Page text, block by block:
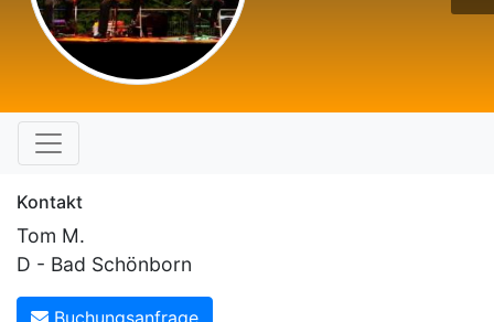
Kontakt
Tom M.
D - Bad Schönborn
Buchungsanfrage